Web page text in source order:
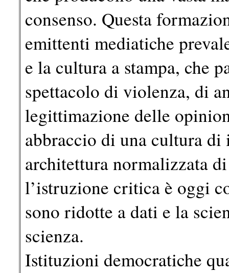
consenso. Questa
emittenti mediatiche
e la cultura a stampa, che
spettacolo di violenza, di
legittimazione delle
abbraccio di una cultura di
architettura normalizzata
l’istruzione critica è oggi
sono ridotte a dati e la
scienza.
Istituzioni democratiche